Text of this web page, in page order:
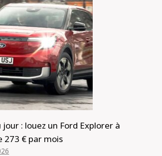
petite voiture populaires
à 30 000 $
Club Events 8 février 2025
: louez un Ford Explorer à
273 € par mois